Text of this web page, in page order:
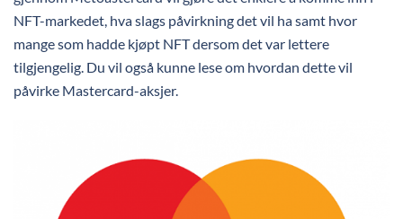
NFT-markedet, hva slags påvirkning det vil ha samt hvor
mange som hadde kjøpt NFT dersom det var lettere
tilgjengelig. Du vil også kunne lese om hvordan dette vil
påvirke Mastercard-aksjer.